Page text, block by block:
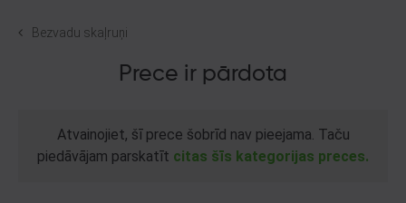
Bezvadu skaļruņi
Prece ir pārdota
Atvainojiet, šī prece šobrīd nav pieejama. Taču
piedāvājam parskatīt citas šīs kategorijas preces.